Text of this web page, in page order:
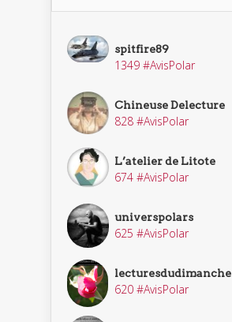
spitfire89
1349 #AvisPolar
Chineuse Delecture
828 #AvisPolar
L’atelier de Litote
674 #AvisPolar
universpolars
625 #AvisPolar
lecturesdudimanche
620 #AvisPolar